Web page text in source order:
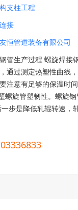
支柱工程
接
恒管道装备有限公司
管生产过程 螺旋焊接
通过测定热塑性曲线
注意有足够的保温时
螺旋管塑韧性。螺旋
步是降低轧辊转速，